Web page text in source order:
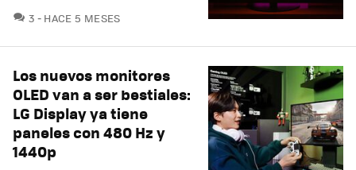
3 COMENTARIOS
HACE 5 MESES
Los nuevos monitores
OLED van a ser bestiales:
LG Display ya tiene
paneles con 480 Hz y
1440p